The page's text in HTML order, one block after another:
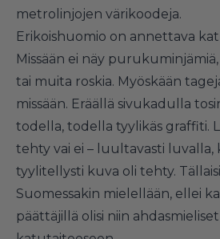
metrolinjojen värikoodeja.
Erikoishuomio on annettava
Missään ei näy
tai muita roskia. Myöskään
missään. Eräällä sivukadulla
todella, todella tyylikäs graffiti.
tehty vai ei – luultavasti luvalla,
tyylitellysti kuva oli tehty.
Suomessakin mielellään, ellei
päättäjillä olisi niin